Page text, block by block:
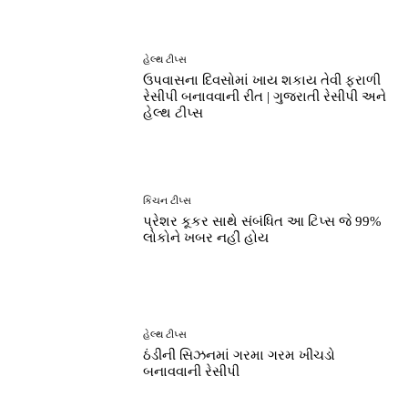
હેલ્થ ટીપ્સ
ઉપવાસના દિવસોમાં ખાય શકાય તેવી ફરાળી
રેસીપી બનાવવાની રીત | ગુજરાતી રેસીપી અને
હેલ્થ ટીપ્સ
કિચન ટીપ્સ
પ્રેશર કૂકર સાથે સંબંધિત આ ટિપ્સ જે 99%
લોકોને ખબર નહીં હોય
હેલ્થ ટીપ્સ
ઠંડીની સિઝનમાં ગરમા ગરમ ખીચડો
બનાવવાની રેસીપી